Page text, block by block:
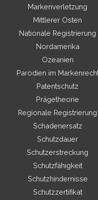
Markenverletzung
Mittlerer Osten
Nationale Registrierung
Nordamerika
Ozeanien
Parodien im
Patentschutz
Prägetheorie
Regionale Registrierung
Schadenersatz
Schutzdauer
Schutzerstreckung
Schutzfähigkeit
Schutzhindernisse
Schutzzertifikat